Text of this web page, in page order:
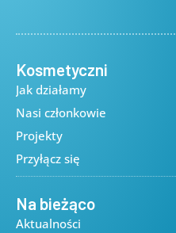
Kosmetyczni
Jak działamy
Nasi członkowie
Projekty
Przyłącz się
Na bieżąco
Aktualności